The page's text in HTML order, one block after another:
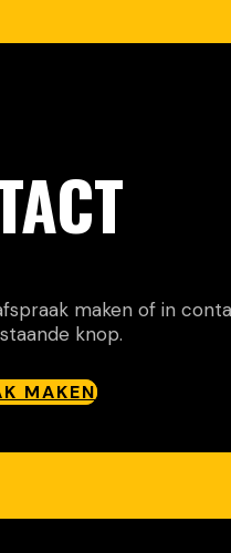
maken of in
knop.
MAKEN